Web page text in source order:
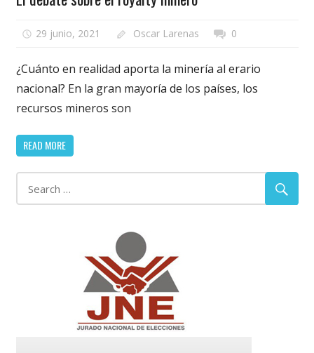
29 junio, 2021 Oscar Larenas 0
¿Cuánto en realidad aporta la minería al erario
nacional? En la gran mayoría de los países, los
recursos mineros son
READ MORE